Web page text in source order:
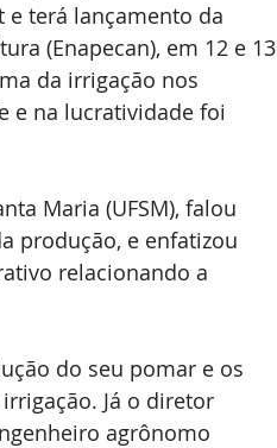
e terá lançamento da
(Enapecan), em 12 e 13
da irrigação nos
e na lucratividade foi
Maria (UFSM), falou
produção, e enfatizou
relacionando a
do seu pomar e os
Já o diretor
agrônomo